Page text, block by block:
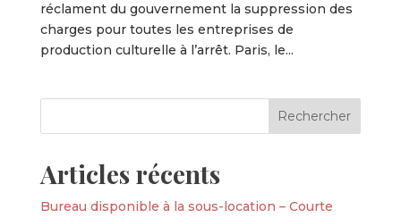
réclament du gouvernement la suppression des
charges pour toutes les entreprises de
production culturelle à l’arrêt. Paris, le...
Articles récents
Bureau disponible à la sous-location – Courte